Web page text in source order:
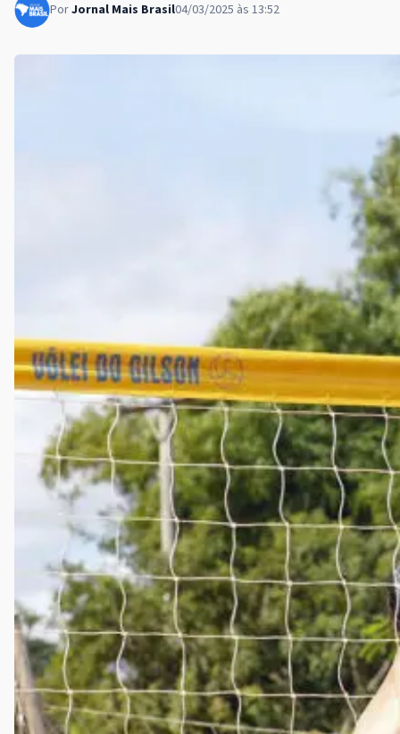
PorJornal Mais Brasil04/03/2025 às 13:52